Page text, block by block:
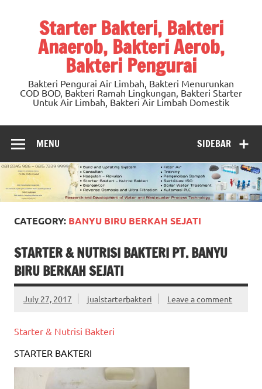
Starter Bakteri, Bakteri
Anaerob, Bakteri Aerob,
Bakteri Pengurai
Bakteri Pengurai Air Limbah, Bakteri Menurunkan
COD BOD, Bakteri Ramah Lingkungan, Bakteri Starter
Untuk Air Limbah, Bakteri Air Limbah Domestik
SIDEBAR
MENU
CATEGORY: BANYU BIRU BERKAH SEJATI
STARTER & NUTRISI BAKTERI PT. BANYU
BIRU BERKAH SEJATI
July 27, 2017 jualstarterbakteri Leave a comment
Starter & Nutrisi Bakteri
STARTER BAKTERI